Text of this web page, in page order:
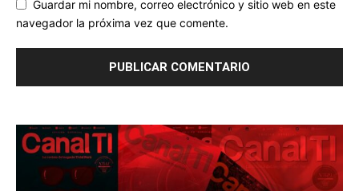
Guardar mi nombre, correo electrónico y sitio web en este
navegador la próxima vez que comente.